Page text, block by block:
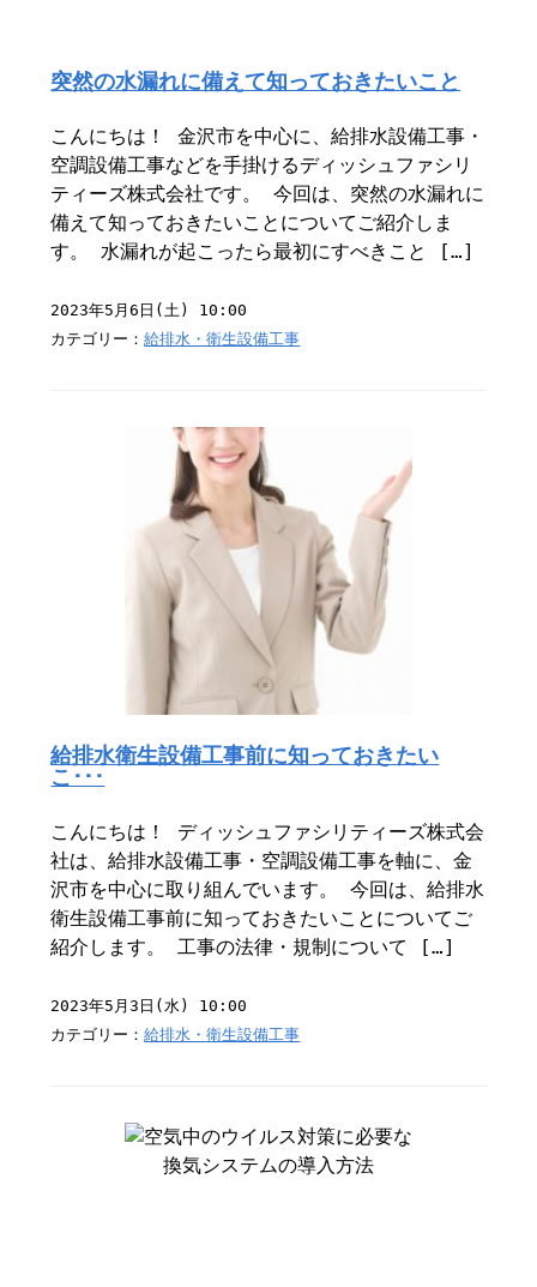
突然の水漏れに備えて知っておきたいこと
こんにちは！ 金沢市を中心に、給排水設備工事・
空調設備工事などを手掛けるディッシュファシリ
ティーズ株式会社です。 今回は、突然の水漏れに
備えて知っておきたいことについてご紹介しま
す。 水漏れが起こったら最初にすべきこと […]
2023年5月6日(土) 10:00
カテゴリー：給排水・衛生設備工事
給排水衛生設備工事前に知っておきたい
こ･･･
こんにちは！ ディッシュファシリティーズ株式会
社は、給排水設備工事・空調設備工事を軸に、金
沢市を中心に取り組んでいます。 今回は、給排水
衛生設備工事前に知っておきたいことについてご
紹介します。 工事の法律・規制について […]
2023年5月3日(水) 10:00
カテゴリー：給排水・衛生設備工事